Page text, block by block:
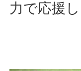
力で応援し